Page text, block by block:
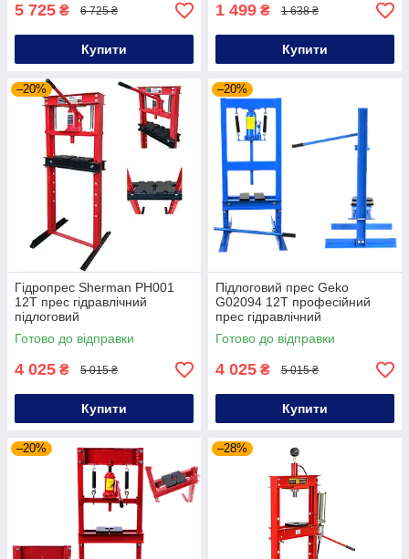
5 725 ₴ 6 725 ₴
Купити
1 499 ₴ 1 638 ₴
Купити
–20%
Гідропрес Sherman PH001
12Т прес гідравлічний
підлоговий
Готово до відправки
4 025 ₴ 5 015 ₴
Купити
–20%
Підлоговий прес Geko
G02094 12Т професійний
прес гідравлічний
Готово до відправки
4 025 ₴ 5 015 ₴
Купити
–20% –28%